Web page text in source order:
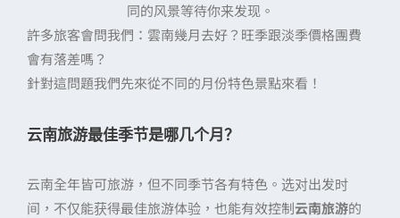
同的风景等待你来发现。
許多旅客會問我們：雲南幾月去好？旺季跟淡季價格團費
會有落差嗎？
針對這問題我們先來從不同的月份特色景點來看！
云南旅游最佳季节是哪几个月？
云南全年皆可旅游，但不同季节各有特色。选对出发时
间，不仅能获得最佳旅游体验，也能有效控制云南旅游的